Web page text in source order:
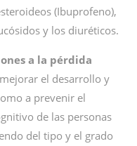
(Ibuprofeno),
y los diuréticos.
a la pérdida
el desarrollo y
a prevenir el
de las personas
del tipo y el grado